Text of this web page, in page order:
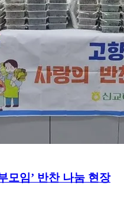
모임’ 반찬 나눔 현장